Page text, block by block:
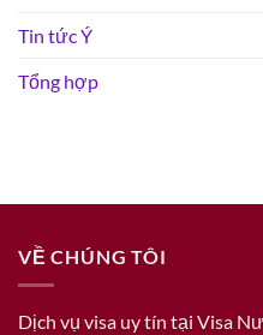
Tin tức Ý
Tổng hợp
VỀ CHÚNG TÔI
Dịch vụ visa uy tín tại Visa